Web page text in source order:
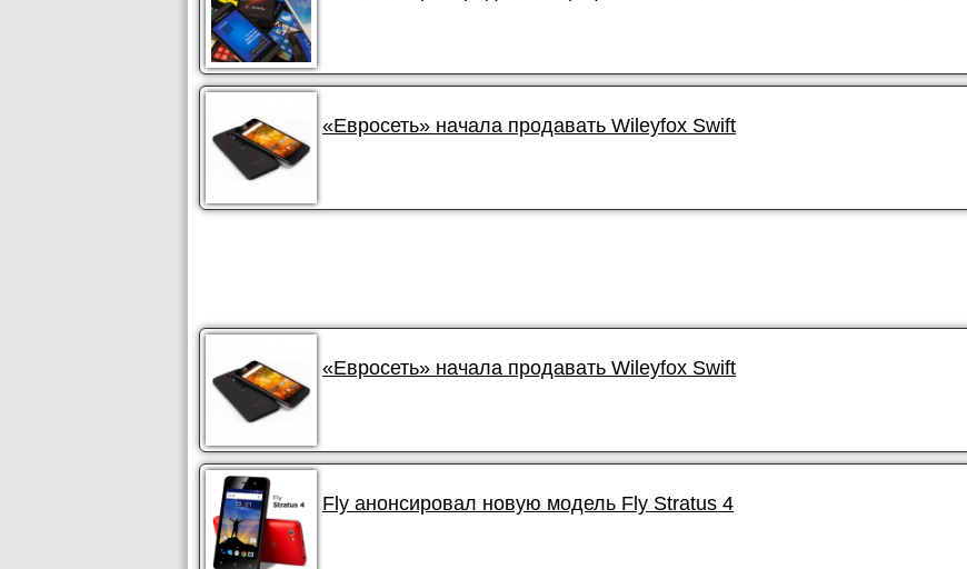
«Евросеть» начала продавать Wileyfox Swift
«Евросеть» начала продавать Wileyfox Swift
Fly анонсировал новую модель Fly Stratus 4